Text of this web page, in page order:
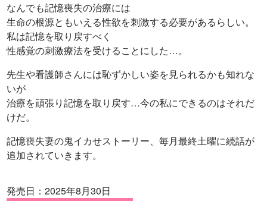
なんでも記憶喪失の治療には
生命の根源ともいえる性欲を刺激する必要があるらしい。
私は記憶を取り戻すべく
性感覚の刺激療法を受けることにした…。
先生や看護師さんには恥ずかしい姿を見られるかも知れな
いが
治療を頑張り記憶を取り戻す…今の私にできるのはそれだ
けだ。
記憶喪失妻の鬼イカせストーリー、毎月最終土曜に続話が
追加されていきます。
発売日：2025年8月30日